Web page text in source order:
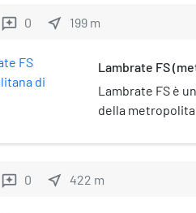
reviews 0 near_me 199 m
Lambrate FS
Lambrate FS è
della
reviews 0 near_me 422 m